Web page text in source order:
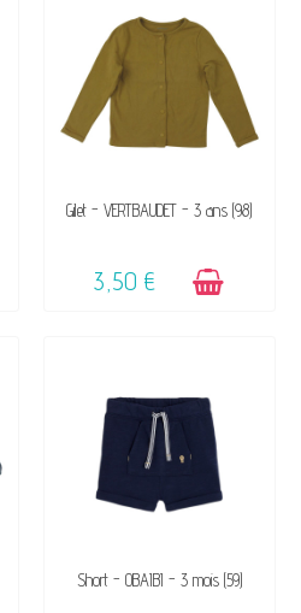
DISPONIBLE
Gilet - VERTBAUDET - 3 ans (98)
3,50 €
DISPONIBLE
Short - OBAÏBI - 3 mois (59)